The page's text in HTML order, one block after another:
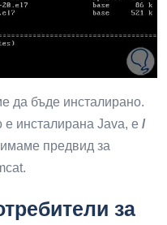
да бъде инсталирано.
е инсталирана Java, е /
предвид за
за